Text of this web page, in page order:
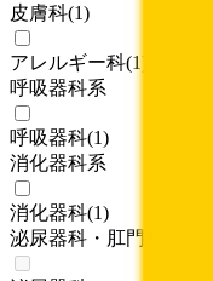
皮膚科(1)
アレルギー科(1
呼吸器科系
呼吸器科(1)
消化器科系
消化器科(1)
泌尿器科・肛門科系